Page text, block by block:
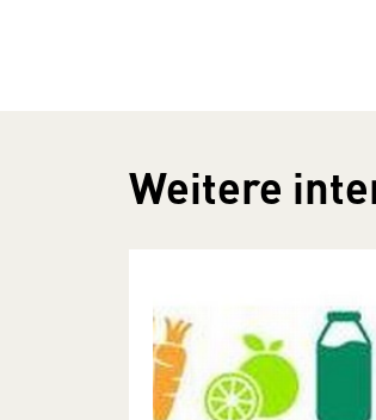
Weitere